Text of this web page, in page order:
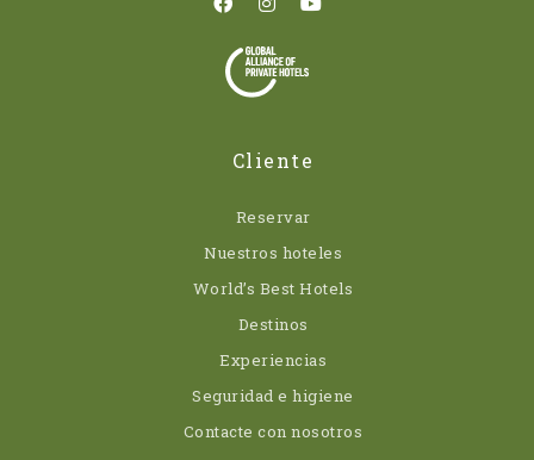
Cliente
Reservar
Nuestros hoteles
World’s Best Hotels
Destinos
Experiencias
Seguridad e higiene
Contacte con nosotros